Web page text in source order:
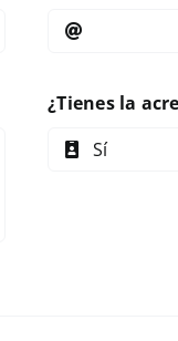
¿Tienes la